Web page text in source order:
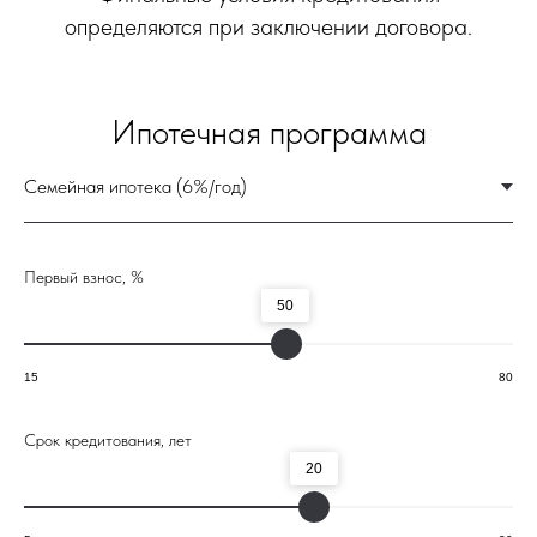
Первый взнос, %
50
15 80
Срок кредитования, лет
20